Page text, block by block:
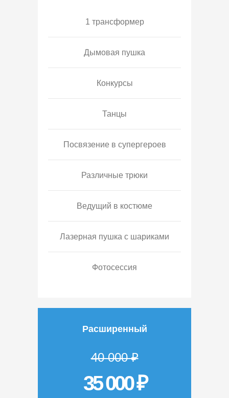
1 трансформер
Дымовая пушка
Конкурсы
Танцы
Посвязение в супергероев
Различные трюки
Ведущий в костюме
Лазерная пушка с шариками
Фотосессия
Расширенный
40 000 ₽
35 000 ₽